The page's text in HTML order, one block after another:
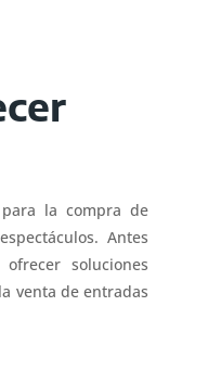
la compra de
Antes
soluciones
venta de entradas